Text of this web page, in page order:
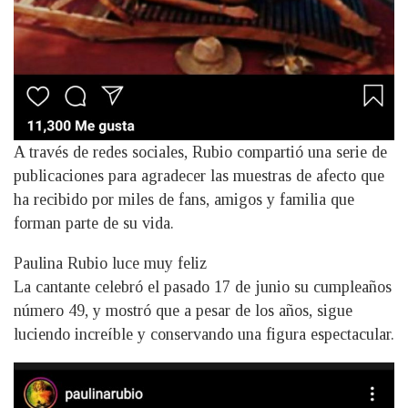
A través de redes sociales, Rubio compartió una serie de
publicaciones para agradecer las muestras de afecto que
ha recibido por miles de fans, amigos y familia que
forman parte de su vida.
Paulina Rubio luce muy feliz
La cantante celebró el pasado 17 de junio su cumpleaños
número 49, y mostró que a pesar de los años, sigue
luciendo increíble y conservando una figura espectacular.